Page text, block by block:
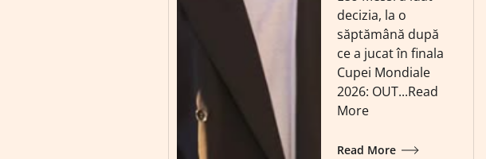
decizia, la o
săptămână după
ce a jucat în finala
Cupei Mondiale
2026: OUT...Read
More
Read More